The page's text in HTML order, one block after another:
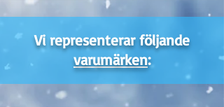
Vi representerar följande
varumärken: